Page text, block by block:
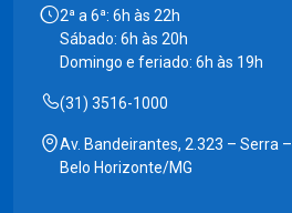
2ª a 6ª: 6h às 22h
Sábado: 6h às 20h
Domingo e feriado: 6h às 19h
(31) 3516-1000
Av. Bandeirantes, 2.323 – Serra –
Belo Horizonte/MG